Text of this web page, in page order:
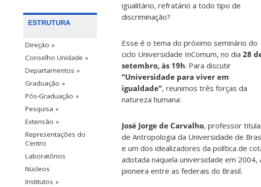
ESTRUTURA
Direção »
Conselho Unidade »
Departamentos »
Graduação »
Pós-Graduação »
Pesquisa »
Extensão »
Representações do
Centro
Laboratórios
Núcleos
Institutos »
igualitário, refratário a todo tipo de
discriminação?
Esse é o tema do próximo seminário do
ciclo Universidade InComum, no dia 28
setembro, às 19h. Para discutir
“Universidade para viver em
igualdade”, reunimos três forças da
natureza humana:
José Jorge de Carvalho, professor
de Antropologia da Universidade de
e um dos idealizadores da política de
adotada naquela universidade em 2004,
pioneira entre as federais do Brasil.